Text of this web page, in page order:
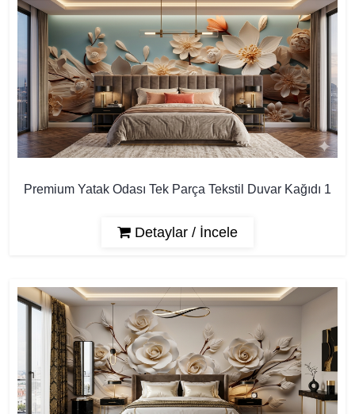
Premium Yatak Odası Tek Parça Tekstil Duvar Kağıdı 1
Detaylar / İncele